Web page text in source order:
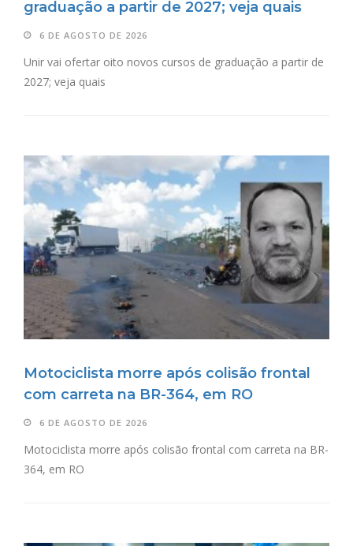
graduação a partir de 2027; veja quais
6 DE AGOSTO DE 2026
Unir vai ofertar oito novos cursos de graduação a partir de
2027; veja quais
Motociclista morre após colisão frontal
com carreta na BR-364, em RO
6 DE AGOSTO DE 2026
Motociclista morre após colisão frontal com carreta na BR-
364, em RO